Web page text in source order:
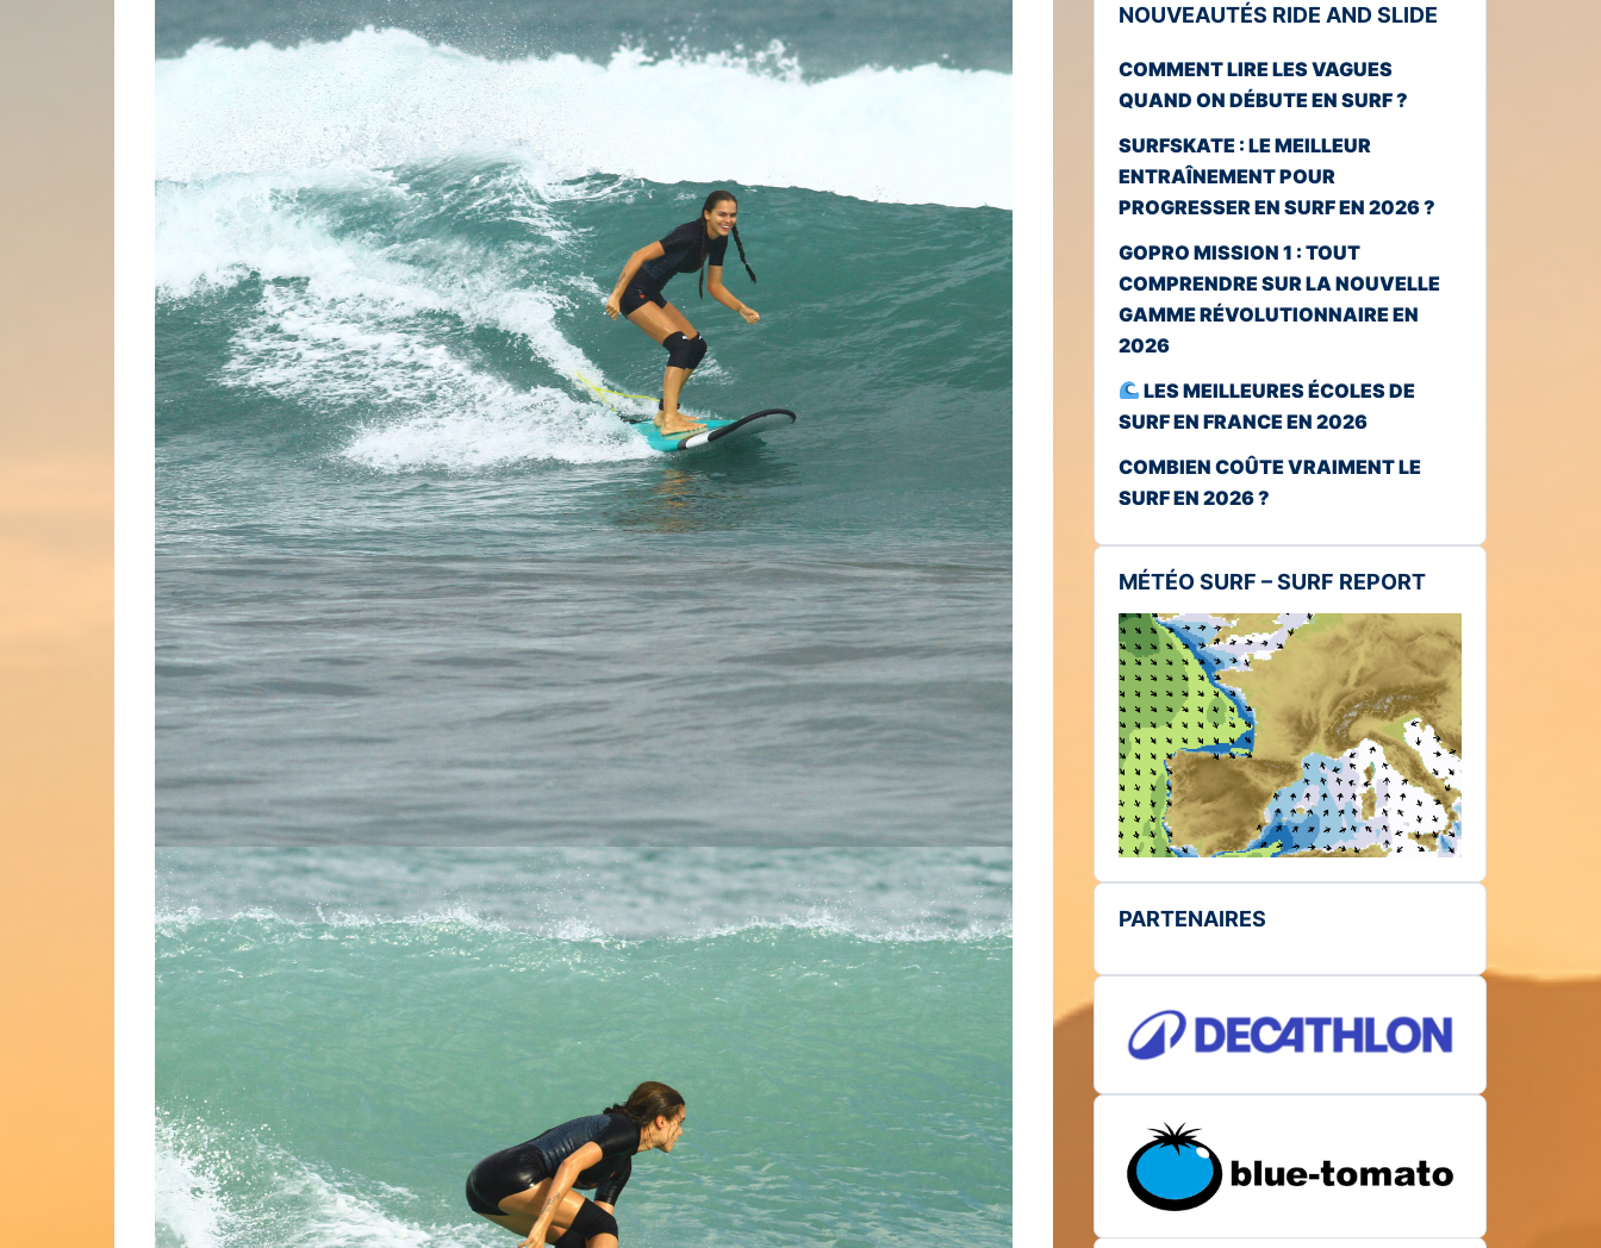
NOUVEAUTÉS RIDE AND SLIDE
COMMENT LIRE LES VAGUES
QUAND ON DÉBUTE EN SURF ?
SURFSKATE : LE MEILLEUR
ENTRAÎNEMENT POUR
PROGRESSER EN SURF EN 2026 ?
GOPRO MISSION 1 : TOUT
COMPRENDRE SUR LA NOUVELLE
GAMME RÉVOLUTIONNAIRE EN
2026
LES MEILLEURES ÉCOLES DE
SURF EN FRANCE EN 2026
COMBIEN COÛTE VRAIMENT LE
SURF EN 2026 ?
MÉTÉO SURF – SURF REPORT
PARTENAIRES